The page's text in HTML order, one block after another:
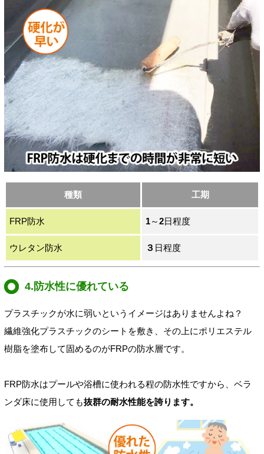
種類 工期
FRP防水 1～2日程度
ウレタン防水 ３ 日程度
4.防水性に優れている
プラスチックが水に弱いというイメージはありませんよね？
繊維強化プラスチックのシートを敷き、その上にポリエステル
樹脂を塗布して固めるのがFRPの防水層です。
FRP防水はプールや浴槽に使われる程の防水性ですから、ベラ
ンダ床に使用しても抜群の耐水性能を誇ります。